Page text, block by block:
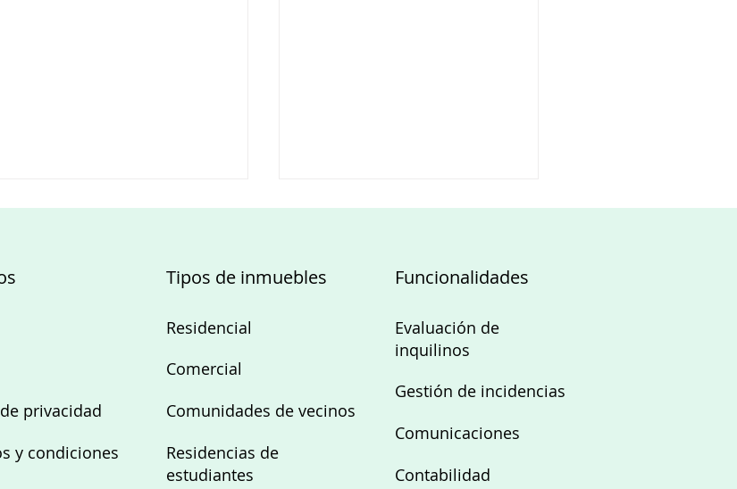
comunidad y cómo
afecta a los
Perito judicial
inmobiliario: qué es,
cómo serlo, funciones y
privacidad
y condiciones
Tipos de inmuebles
Residencial
Comercial
Comunidades de vecinos
Residencias de
estudiantes
Funcionalidades
Evaluación de
inquilinos
Gestión de incidencias
Comunicaciones
Contabilidad